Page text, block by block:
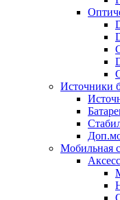
Источники
Мобильная